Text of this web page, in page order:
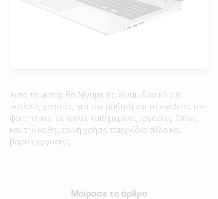
Αυτο το laptop θα λέγαμε ότι είναι ιδανικό για
πολλούς χρήστες, για τον μαθητή και το σχολείο, τον
φοιτητή και τις απλές καθημερινές εργασίες. Όπως
και την καθημερινή χρήση, παιχνίδια αλλα και
βαρίες εργασίες.
Μοίρασε το άρθρο